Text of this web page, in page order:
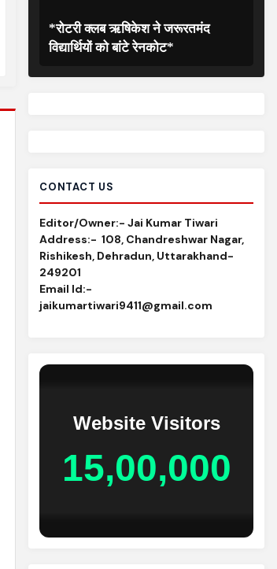
*रोटरी क्लब ऋषिकेश ने जरूरतमंद
विद्यार्थियों को बांटे रेनकोट*
CONTACT US
Editor/Owner:- Jai Kumar Tiwari
Address:- 108, Chandreshwar Nagar,
Rishikesh, Dehradun, Uttarakhand-
249201
Email Id:-
jaikumartiwari9411@gmail.com